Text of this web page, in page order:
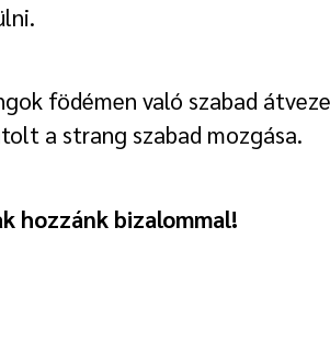
födémen való szabad
a strang szabad mozgása.
hozzánk bizalommal!